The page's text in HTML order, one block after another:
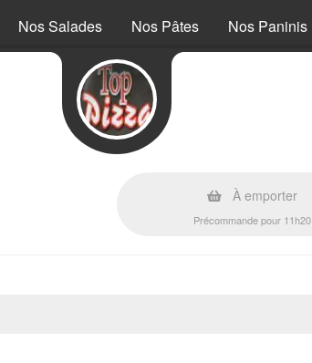
Nos Salades Nos Pâtes Nos Paninis
À emporter
Précommande pour 11h20